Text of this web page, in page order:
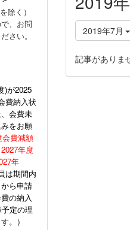
2019年7月
記事がありま
除く）
、お問
さい。
)が2025
費納入状
会費未
をお願
会費減額
年度
年
は期間内
から申請
の納入
定の理
。）